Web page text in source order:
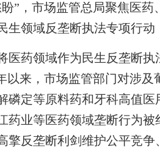
，市场监管总局聚焦医药
生领域反垄断执法专项行
药领域作为民生反垄断执
以来，市场监管部门对涉
磷定等原料药和牙科高值
药业等医药领域垄断行为
擎反垄断利剑维护公平竞